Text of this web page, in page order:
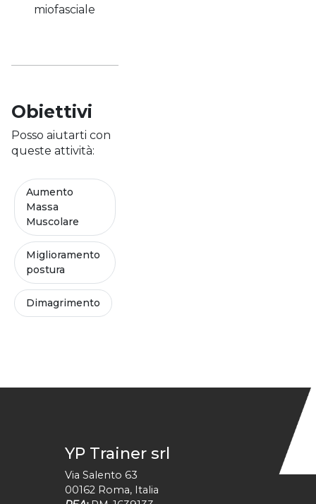
miofasciale
Obiettivi
Posso aiutarti con
queste attività:
Aumento
Massa
Muscolare
Miglioramento
postura
Dimagrimento
YP Trainer srl
Via Salento 63
00162 Roma, Italia